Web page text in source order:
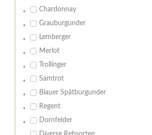
Chardonnay
Grauburgunder
Lemberger
Merlot
Trollinger
Samtrot
Blauer Spätburgunder
Regent
Dornfelder